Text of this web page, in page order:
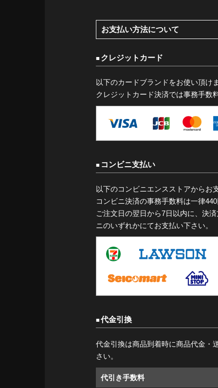
お支払い方法について
クレジットカード
以下のカードブランドをお使い頂け
クレジットカード決済では事務手数
コンビニ支払い
以下のコンビニエンスストアからお
コンビニ決済の事務手数料は一律
ご注文日の翌日から7日以内に、決
ニのいずれかにてお支払い下さい。
代金引換
代金引換は商品到着時に商品代金・
さい。
代引き手数料